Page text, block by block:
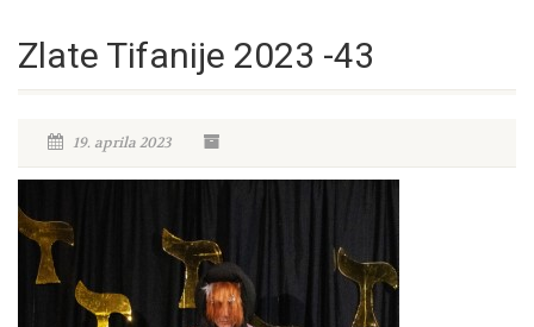
Zlate Tifanije 2023 -43
19. aprila 2023